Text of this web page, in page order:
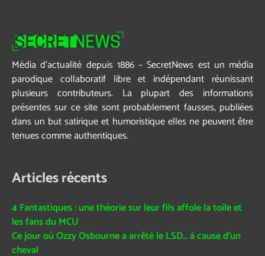
Média d’actualité depuis 1886 – SecretNews est un média
parodique collaboratif libre et indépendant réunissant
plusieurs contributeurs. La plupart des informations
présentes sur ce site sont probablement fausses, publiées
dans un but satirique et humoristique elles ne peuvent être
tenues comme authentiques.
Articles récents
4 Fantastiques : une théorie sur leur fils affole la toile et
les fans du MCU
Ce jour où Ozzy Osbourne a arrêté le LSD… à cause d’un
cheval